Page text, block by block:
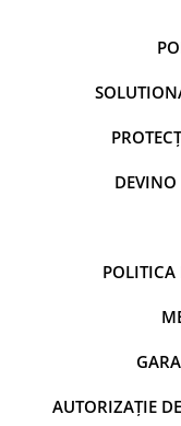
DEVINO
POLITICA
AUTORIZAȚIE